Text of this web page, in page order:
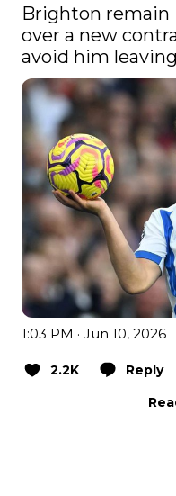
Brighton remain
over a new
avoid him
1:03 PM · Jun 10, 2026
2.2K Reply